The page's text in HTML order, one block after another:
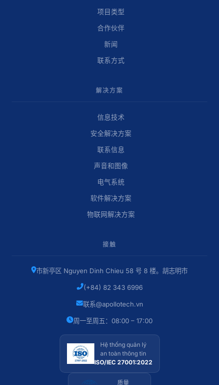
项目类型
合作伙伴
新闻
联系方式
解决方案
信息技术
安全解决方案
联系信息
声音和图像
电气系统
软件解决方案
物联网解决方案
接触
市新亭区 Nguyen Dinh Chieu 58 号 8 楼。胡志明市
(+84) 82 343 6996
联系@apollotech.vn
周一至周五：08:00 – 17:00
Hệ thống quản lý
an toàn thông tin
ISO/IEC 27001:2022
质量